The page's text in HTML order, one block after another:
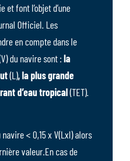
et font l’objet d’une
Officiel. Les
en compte dans le
du navire sont :la
(L), la plus grande
d’eau tropical(TET).
navire < 0,15 x V(Lxl) alors
valeur.En cas de